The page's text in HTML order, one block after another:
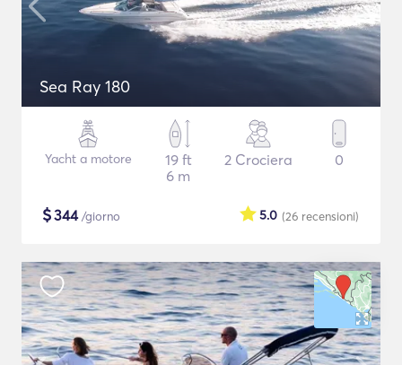
Sea Ray 180
Yacht a motore
19 ft
6 m
2 Crociera 0
$344/giorno (26 recensioni)
5.0